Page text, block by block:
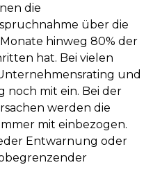
die
über die
hinweg 80% der
hat. Bei vielen
und
noch mit ein. Bei der
werden die
mit einbezogen.
Entwarnung oder